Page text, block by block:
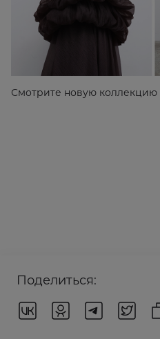
Смотрите новую коллекцию
Поделиться: